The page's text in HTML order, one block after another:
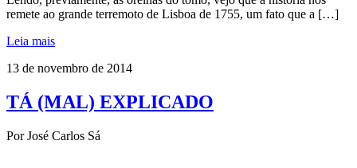
remete ao grande terremoto de Lisboa de 1755, um fato que a […]
Leia mais
13 de novembro de 2014
TÁ (MAL) EXPLICADO
Por José Carlos Sá